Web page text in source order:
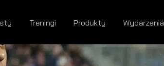
Treningi Produkty Wydarzenia